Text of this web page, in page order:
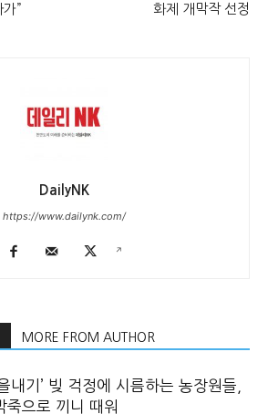
” 화제 개막작 선정
DailyNK
https://www.dailynk.com/
MORE FROM AUTHOR
내기’ 빚 걱정에 시름하는 농장원들,
죽으로 끼니 때워